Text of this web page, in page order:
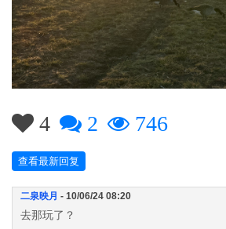
4 2 746
查看最新回复
二泉映月 - 10/06/24 08:20
去那玩了？